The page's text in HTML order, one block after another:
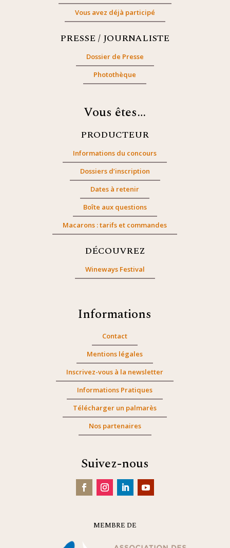
Vous avez déjà participé
PRESSE / JOURNALISTE
Dossier de Presse
Photothèque
Vous êtes…
PRODUCTEUR
Informations du concours
Dossiers d’inscription
Dates à retenir
Boîte aux questions
Macarons : tarifs et commandes
DÉCOUVREZ
Wineways Festival
Informations
Contact
Mentions légales
Inscrivez-vous à la newsletter
Informations Pratiques
Télécharger un palmarès
Nos partenaires
Suivez-nous
MEMBRE DE